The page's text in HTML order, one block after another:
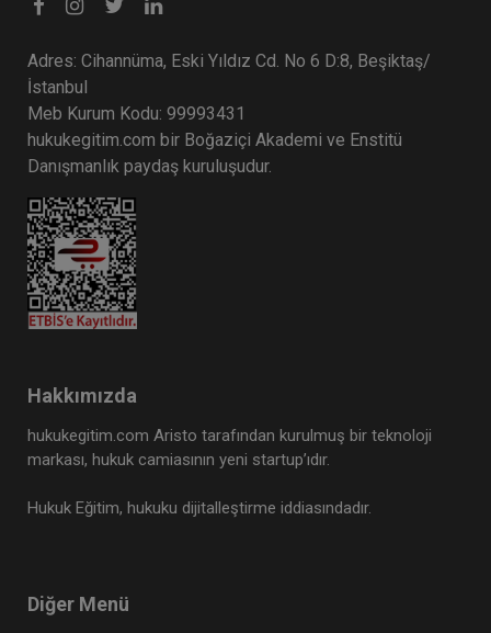
Adres: Cihannüma, Eski Yıldız Cd. No 6 D:8, Beşiktaş/
İstanbul
Meb Kurum Kodu: 99993431
hukukegitim.com bir Boğaziçi Akademi ve Enstitü
Danışmanlık paydaş kuruluşudur.
Hakkımızda
hukukegitim.com Aristo tarafından kurulmuş bir teknoloji
markası, hukuk camiasının yeni startup’ıdır.
Hukuk Eğitim, hukuku dijitalleştirme iddiasındadır.
Diğer Menü